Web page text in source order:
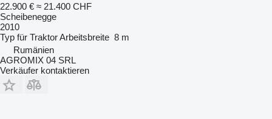
22.900 € ≈ 21.400 CHF
Scheibenegge
2010
Typ für TraktorArbeitsbreite 8 m
Rumänien
AGROMIX 04 SRL
Verkäufer kontaktieren